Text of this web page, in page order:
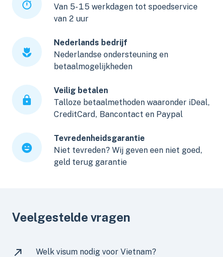
Van 5-15 werkdagen tot spoedservice
van 2 uur
Nederlands bedrijf
Nederlandse ondersteuning en
betaalmogelijkheden
Veilig betalen
Talloze betaalmethoden waaronder iDeal,
CreditCard, Bancontact en Paypal
Tevredenheidsgarantie
Niet tevreden? Wij geven een niet goed,
geld terug garantie
Veelgestelde vragen
Welk visum nodig voor Vietnam?